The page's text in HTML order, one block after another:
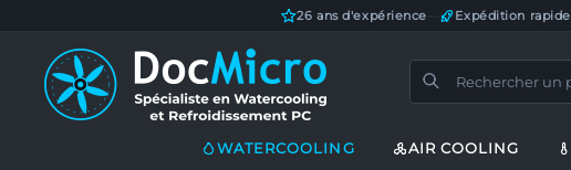
26 ans d'expérience Expédition rapide
WATERCOOLING AIR COOLING